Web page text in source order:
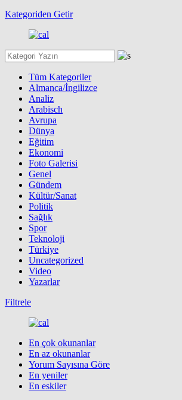
Kategoriden Getir
Tüm Kategoriler
Almanca/İngilizce
Analiz
Arabisch
Avrupa
Dünya
Eğitim
Ekonomi
Foto Galerisi
Genel
Gündem
Kültür/Sanat
Politik
Sağlık
Spor
Teknoloji
Türkiye
Uncategorized
Video
Yazarlar
Filtrele
En çok okunanlar
En az okunanlar
Yorum Sayısına Göre
En yeniler
En eskiler